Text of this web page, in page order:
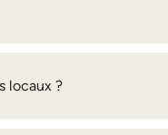
locaux ?